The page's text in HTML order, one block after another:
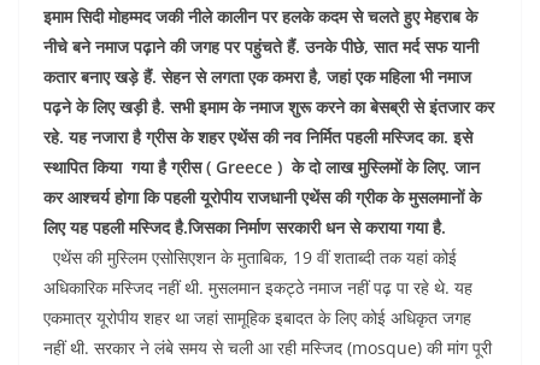
इमाम सिदी मोहम्मद जकी नीले कालीन पर हलके कदम से चलते हुए मेहराब के
नीचे बने नमाज पढ़ाने की जगह पर पहुंचते हैं. उनके पीछे, सात मर्द सफ यानी
कतार बनाए खड़े हैं. सेहन से लगता एक कमरा है, जहां एक महिला भी नमाज
पढ़ने के लिए खड़ी है. सभी इमाम के नमाज शुरू करने का बेसब्री से इंतजार कर
रहे. यह नजारा है ग्रीस के शहर एथेंस की नव निर्मित पहली मस्जिद का. इसे
स्थापित किया गया है ग्रीस ( Greece ) के दो लाख मुस्लिमों के लिए. जान
कर आश्चर्य होगा कि पहली यूरोपीय राजधानी एथेंस की ग्रीक के मुसलमानों के
लिए यह पहली मस्जिद है.जिसका निर्माण सरकारी धन से कराया गया है.
एथेंस की मुस्लिम एसोसिएशन के मुताबिक, 19 वीं शताब्दी तक यहां कोई
अधिकारिक मस्जिद नहीं थी. मुसलमान इकट्ठे नमाज नहीं पढ़ पा रहे थे. यह
एकमात्र यूरोपीय शहर था जहां सामूहिक इबादत के लिए कोई अधिकृत जगह
नहीं थी. सरकार ने लंबे समय से चली आ रही मस्जिद (mosque) की मांग पूरी